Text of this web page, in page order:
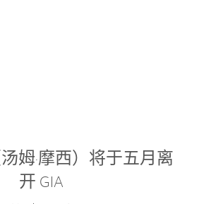
汤姆·摩西）将于五月离
开 GIA